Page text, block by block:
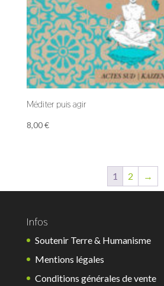
Méditer puis agir
8,00€
1 2 →
Infos
Soutenir Terre & Humanisme
Mentions légales
Conditions générales de vente